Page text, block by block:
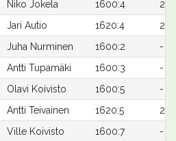
Niko Jokela 1600:4
Jari Autio 1620:4
Juha Nurminen 1600:2
-
Antti Tupamäki 1600:3
-
Olavi Koivisto 1600:5
-
Antti Teivainen 1620:5
27,5
Ville Koivisto 1600:7 -